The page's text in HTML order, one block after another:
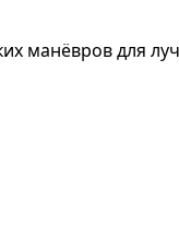
манёвров для